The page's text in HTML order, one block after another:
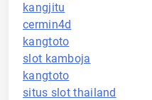
kangjitu
cermin4d
kangtoto
slot kamboja
kangtoto
situs slot thailand